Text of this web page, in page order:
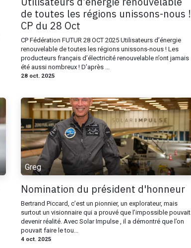
de toutes les régions unissons-nous !
CP du 28 Oct
CP Fédération FUTUR 28 OCT 2025 Utilisateurs d’énergie
renouvelable de toutes les régions unissons-nous ! Les
producteurs français d’électricité renouvelable n’ont jamais
été aussi nombreux ! D’après ...
28 oct. 2025
Greg
Nomination du président d'honneur
Bertrand Piccard, c’est un pionnier, un explorateur, mais
surtout un visionnaire qui a prouvé que l’impossible pouvait
devenir réalité. Avec Solar Impulse , il a démontré que l’on
pouvait faire le tou...
4 oct. 2025